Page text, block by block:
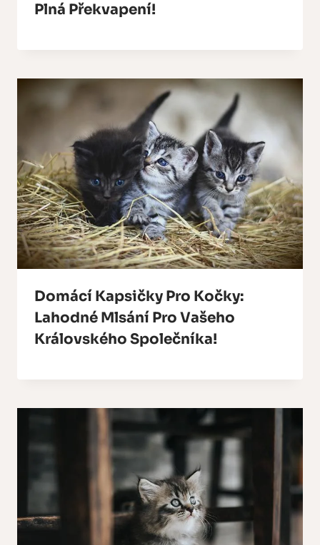
Plná Překvapení!
Domácí Kapsičky Pro Kočky:
Lahodné Mlsání Pro Vašeho
Královského Společníka!